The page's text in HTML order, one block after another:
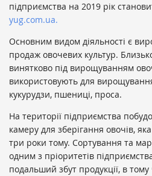
підприємства на 2019 рік
yug.com.ua.
Основним видом діяльності є
продаж овочевих культур.
винятково під вирощуванням
використовують для
кукурудзи, пшениці, проса.
На території підприємства
камеру для зберігання овочів,
три роки тому. Сортування та
одним з пріоритетів
подальший збут продукції, в